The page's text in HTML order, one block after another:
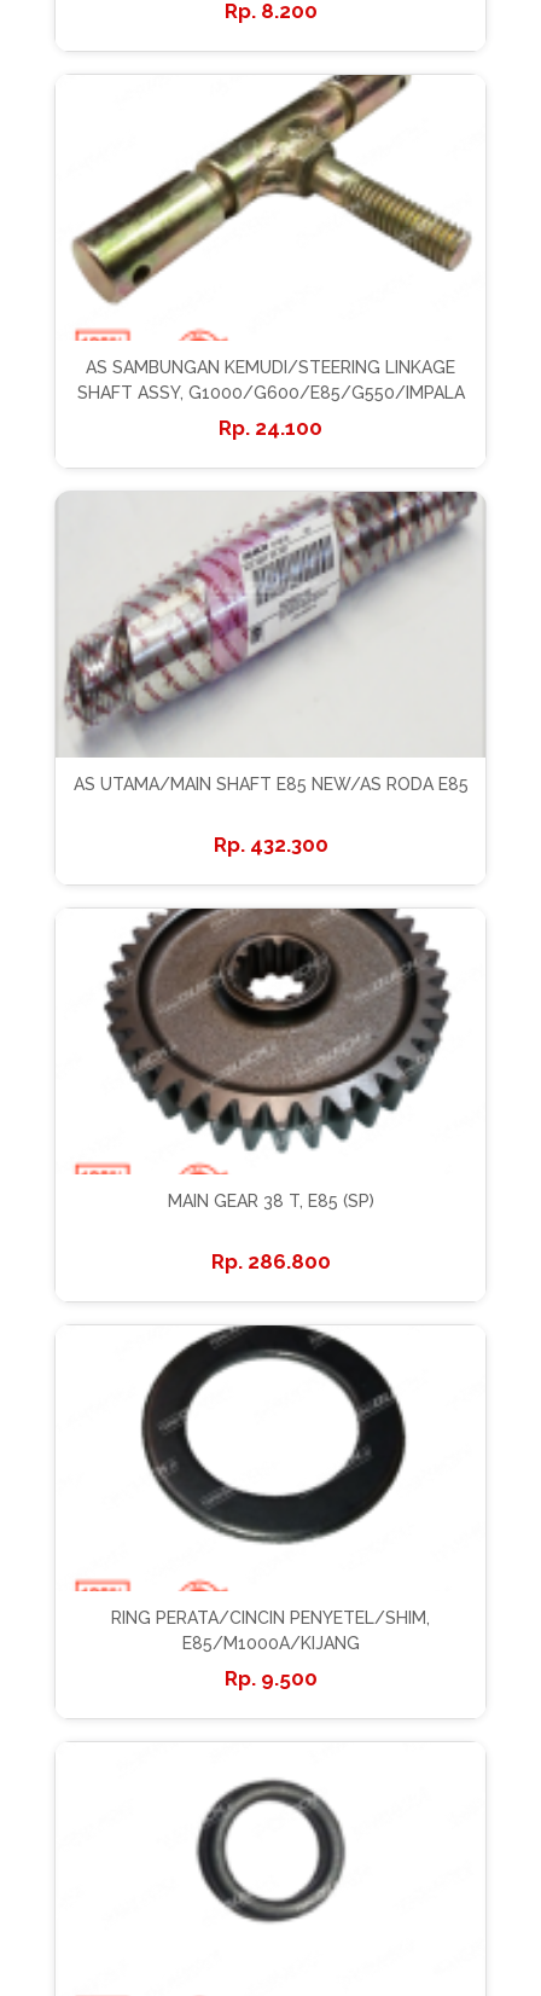
8.200
AS SAMBUNGAN KEMUDI/STEERING LINKAGE
SHAFT ASSY, G1000/G600/E85/G550/IMPALA
24.100
AS UTAMA/MAIN SHAFT E85 NEW/AS RODA E85
432.300
MAIN GEAR 38 T, E85 (SP)
286.800
RING PERATA/CINCIN PENYETEL/SHIM,
E85/M1000A/KIJANG
9.500